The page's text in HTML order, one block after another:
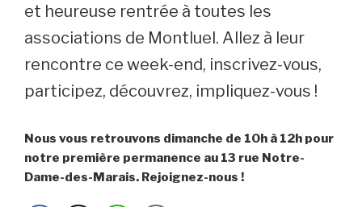
et heureuse rentrée à toutes les
associations de Montluel. Allez à leur
rencontre ce week-end, inscrivez-vous,
participez, découvrez, impliquez-vous !
Nous vous retrouvons dimanche de 10h à 12h pour
notre première permanence au 13 rue Notre-
Dame-des-Marais. Rejoignez-nous !